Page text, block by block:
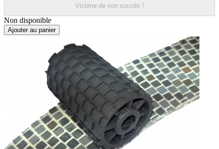
Victime de son succès !
Non disponible
Ajouter au panier